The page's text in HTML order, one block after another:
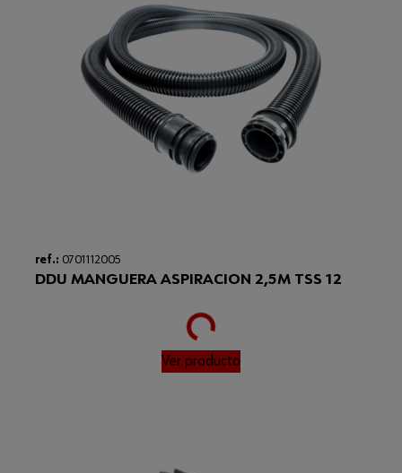
ref.: 0701112005
DDU MANGUERA ASPIRACION 2,5M TSS 12
Loading...
Ver producto